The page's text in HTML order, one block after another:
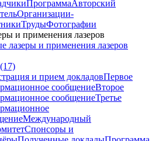
ПрограммаАвторский
Организации-
ТрудыФотографии
и применения лазеров
лазеры и применения лазеров
и прием докладовПервое
сообщениеВторое
сообщениеТретье
Международный
Спонсоры и